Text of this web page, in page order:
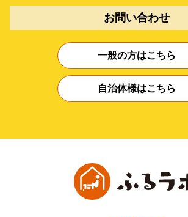
お問い合わせ
一般の方はこちら
自治体様はこちら